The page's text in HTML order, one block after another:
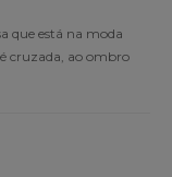
que está na moda
cruzada, ao ombro